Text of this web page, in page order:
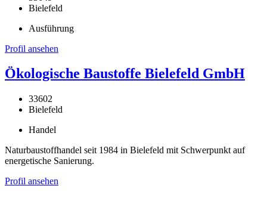
Bielefeld
Ausführung
Profil ansehen
Ökologische Baustoffe Bielefeld GmbH
33602
Bielefeld
Handel
Naturbaustoffhandel seit 1984 in Bielefeld mit Schwerpunkt auf
energetische Sanierung.
Profil ansehen